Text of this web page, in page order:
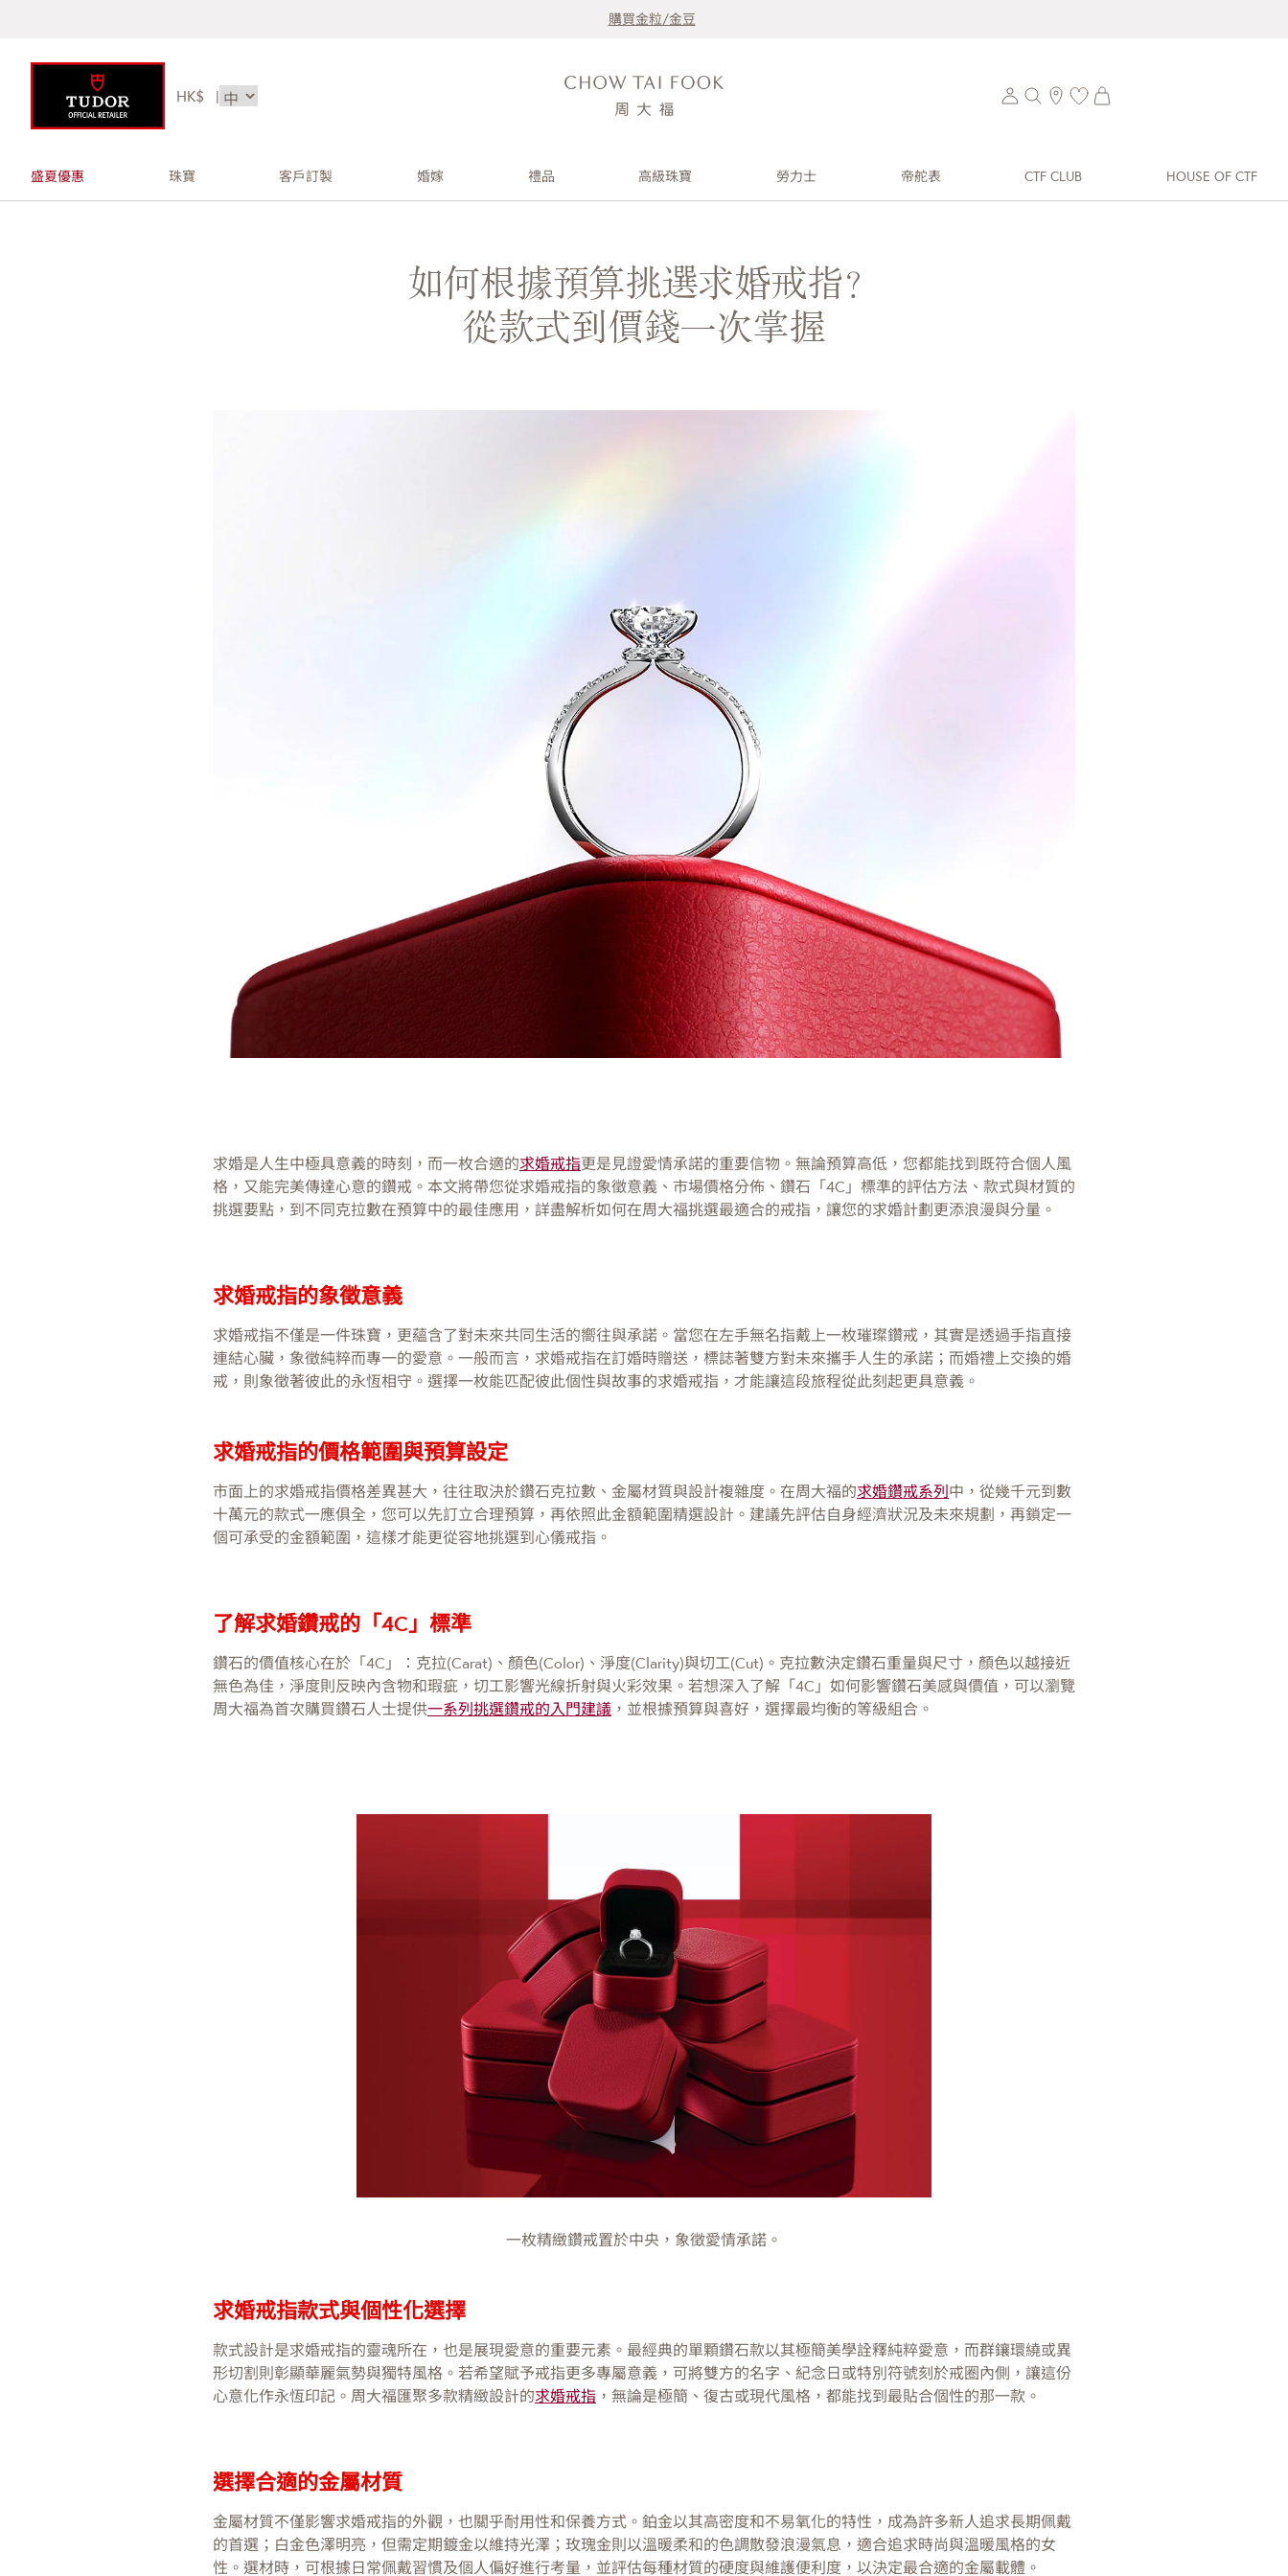
購買金粒/金豆
HK$ |
盛夏優惠 珠寶 客戶訂製 婚嫁 禮品 高級珠寶 勞力士 帝舵表 CTF CLUB HOUSE OF CTF
如何根據預算挑選求婚戒指？
從款式到價錢一次掌握
求婚是人生中極具意義的時刻，而一枚合適的求婚戒指更是見證愛情承諾的重要信物。無論預算高低，您都能找到既符合個人風
格，又能完美傳達心意的鑽戒。本文將帶您從求婚戒指的象徵意義、市場價格分佈、鑽石「4C」標準的評估方法、款式與材質的
挑選要點，到不同克拉數在預算中的最佳應用，詳盡解析如何在周大福挑選最適合的戒指，讓您的求婚計劃更添浪漫與分量。
求婚戒指的象徵意義
求婚戒指不僅是一件珠寶，更蘊含了對未來共同生活的嚮往與承諾。當您在左手無名指戴上一枚璀璨鑽戒，其實是透過手指直接
連結心臟，象徵純粹而專一的愛意。一般而言，求婚戒指在訂婚時贈送，標誌著雙方對未來攜手人生的承諾；而婚禮上交換的婚
戒，則象徵著彼此的永恆相守。選擇一枚能匹配彼此個性與故事的求婚戒指，才能讓這段旅程從此刻起更具意義。
求婚戒指的價格範圍與預算設定
市面上的求婚戒指價格差異甚大，往往取決於鑽石克拉數、金屬材質與設計複雜度。在周大福的求婚鑽戒系列中，從幾千元到數
十萬元的款式一應俱全，您可以先訂立合理預算，再依照此金額範圍精選設計。建議先評估自身經濟狀況及未來規劃，再鎖定一
個可承受的金額範圍，這樣才能更從容地挑選到心儀戒指。
了解求婚鑽戒的「4C」標準
鑽石的價值核心在於「4C」：克拉(Carat)、顏色(Color)、淨度(Clarity)與切工(Cut)。克拉數決定鑽石重量與尺寸，顏色以越接近
無色為佳，淨度則反映內含物和瑕疵，切工影響光線折射與火彩效果。若想深入了解「4C」如何影響鑽石美感與價值，可以瀏覽
周大福為首次購買鑽石人士提供一系列挑選鑽戒的入門建議 ，並根據預算與喜好，選擇最均衡的等級組合。
一枚精緻鑽戒置於中央，象徵愛情承諾。
求婚戒指款式與個性化選擇
款式設計是求婚戒指的靈魂所在，也是展現愛意的重要元素。最經典的單顆鑽石款以其極簡美學詮釋純粹愛意，而群鑲環繞或異
形切割則彰顯華麗氣勢與獨特風格。若希望賦予戒指更多專屬意義，可將雙方的名字、紀念日或特別符號刻於戒圈內側，讓這份
心意化作永恆印記。周大福匯聚多款精緻設計的求婚戒指 ，無論是極簡、復古或現代風格，都能找到最貼合個性的那一款。
選擇合適的金屬材質
金屬材質不僅影響求婚戒指的外觀，也關乎耐用性和保養方式。鉑金以其高密度和不易氧化的特性，成為許多新人追求長期佩戴
的首選；白金色澤明亮，但需定期鍍金以維持光澤；玫瑰金則以溫暖柔和的色調散發浪漫氣息，適合追求時尚與溫暖風格的女
性。選材時，可根據日常佩戴習慣及個人偏好進行考量，並評估每種材質的硬度與維護便利度，以決定最合適的金屬載體。